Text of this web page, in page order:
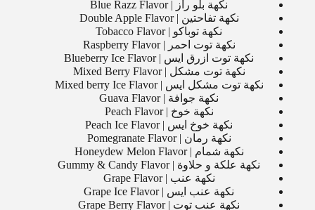
نكهة بلو راز | Blue Razz Flavor
نكهة تفاحتين | Double Apple Flavor
نكهة توباكو | Tobacco Flavor
نكهة توت احمر | Raspberry Flavor
نكهة توت ازرق ايس | Blueberry Ice Flavor
نكهة توت مشكل | Mixed Berry Flavor
نكهة توت مشكل ايس | Mixed berry Ice Flavor
نكهة جوافة | Guava Flavor
نكهة خوخ | Peach Flavor
نكهة خوخ ايس | Peach Ice Flavor
نكهة رمان | Pomegranate Flavor
نكهة شمام | Honeydew Melon Flavor
نكهة علكة و حلاوة | Gummy & Candy Flavor
نكهة عنب | Grape Flavor
نكهة عنب ايس | Grape Ice Flavor
نكهة عنب توت | Grape Berry Flavor